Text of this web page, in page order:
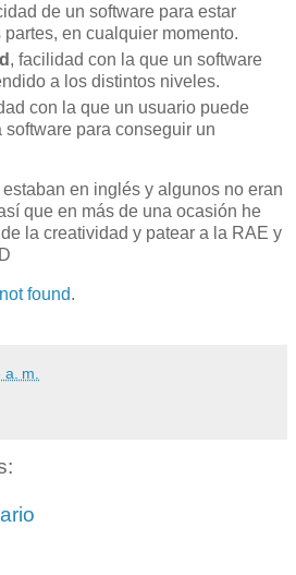
de un software para estar
en cualquier momento.
, facilidad con la que un software
a los distintos niveles.
con la que un usuario puede
software para conseguir un
en inglés y algunos no eran
que en más de una ocasión he
la creatividad y patear a la RAE y
found.
m.